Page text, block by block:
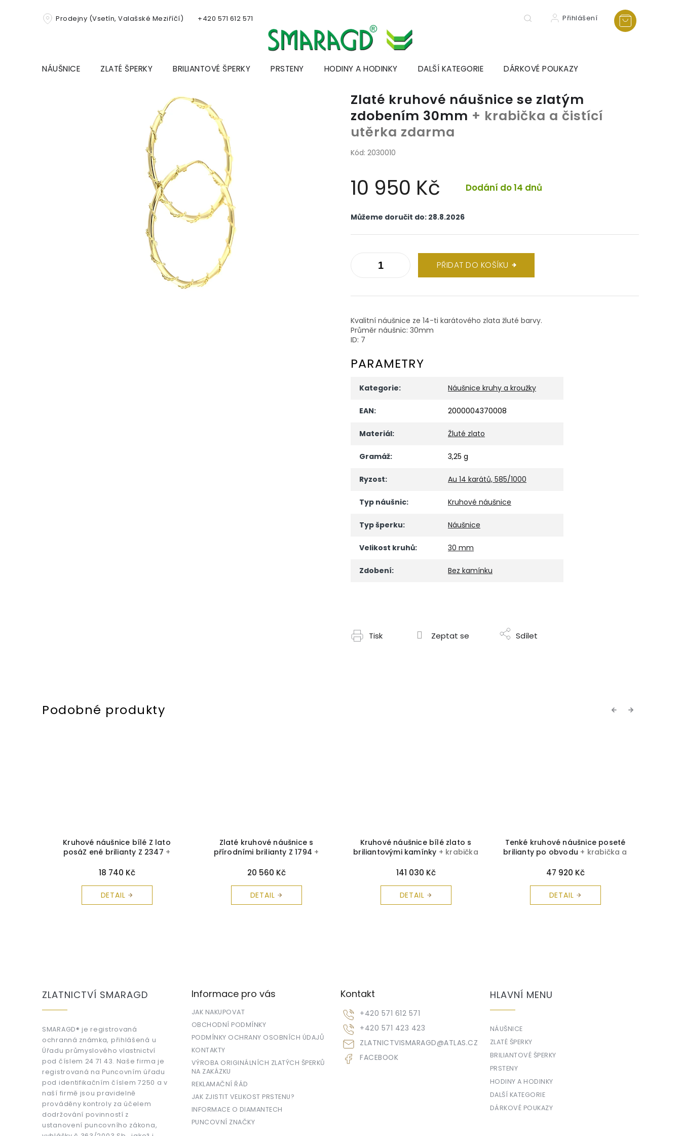
Prodejny (Vsetín, Valašské Meziříčí) +420 571 612 571 Přihlášení
NÁUŠNICE ZLATÉ ŠPERKY BRILIANTOVÉ ŠPERKY PRSTENY HODINY A HODINKY DALŠÍ KATEGORIE DÁRKOVÉ POUKAZY
Zlaté kruhové náušnice se zlatým
zdobením 30mm + krabička a čistící
utěrka zdarma
Kód: 2030010
10 950 Kč Dodání do 14 dnů
cena:
Můžeme doručit do: 28.8.2026
PŘIDAT DO KOŠÍKU
Kvalitní náušnice ze 14-ti karátového zlata žluté barvy.
Průměr náušnic: 30mm
ID: 7
PARAMETRY
Kategorie: Náušnice kruhy a kroužky
EAN: 2000004370008
Materiál: Žluté zlato
Gramáž: 3,25 g
Ryzost: Au 14 karátů, 585/1000
Typ náušnic: Kruhové náušnice
Typ šperku: Náušnice
Velikost kruhů: 30 mm
Zdobení: Bez kamínku
Tisk Zeptat se Sdílet
Previous
Kruhové náušnice bílé Z lato
posáZ ené brilianty Z 2347 +
18 740 Kč
DETAIL
Zlaté kruhové náušnice s
přírodními brilianty Z 1794 +
20 560 Kč
DETAIL
Kruhové náušnice bílé zlato s
briliantovými kamínky + krabička
141 030 Kč
DETAIL
Tenké kruhové náušnice poseté
brilianty po obvodu + krabička a
47 920 Kč
DETAIL
Next
ZLATNICTVÍ SMARAGD
SMARAGD® je registrovaná
ochranná známka, přihlášená u
Úřadu průmyslového vlastnictví
pod číslem 24 71 43. Naše firma je
registrovaná na Puncovním úřadu
pod identifikačním číslem 7250 a v
naší firmě jsou pravidelně
prováděny kontroly za účelem
dodržování povinností z
ustanovení puncovního zákona,
Informace pro vás
JAK NAKUPOVAT
OBCHODNÍ PODMÍNKY
PODMÍNKY OCHRANY OSOBNÍCH ÚDAJŮ
KONTAKTY
VÝROBA ORIGINÁLNÍCH ZLATÝCH ŠPERKŮ
NA ZAKÁZKU
REKLAMAČNÍ ŘÁD
JAK ZJISTIT VELIKOST PRSTENU?
INFORMACE O DIAMANTECH
PUNCOVNÍ ZNAČKY
Kontakt
ZLATNICTVISMARAGD@ATLAS.CZ
+420 571 612 571
+420 571 423 423
FACEBOOK
HLAVNÍ MENU
NÁUŠNICE
ZLATÉ ŠPERKY
BRILIANTOVÉ ŠPERKY
PRSTENY
HODINY A HODINKY
DALŠÍ KATEGORIE
DÁRKOVÉ POUKAZY